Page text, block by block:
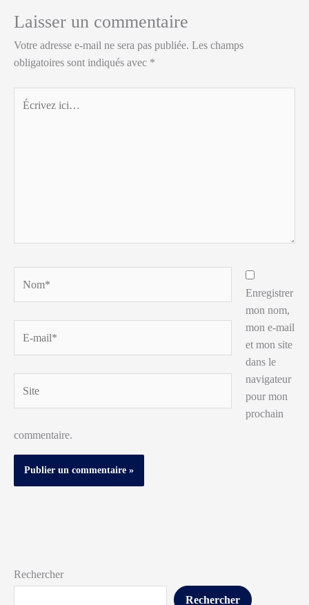
Laisser un commentaire
Votre adresse e-mail ne sera pas publiée. Les champs
obligatoires sont indiqués avec *
ici…
mail*
Enregistrer
mon nom,
mon e-mail
et mon site
dans le
navigateur
pour mon
prochain
commentaire.
Rechercher
Rechercher